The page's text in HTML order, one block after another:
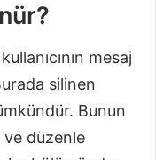
mesaj
silinen
Bunun
ve düzenle